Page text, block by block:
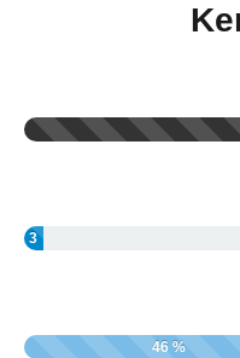
3
46 %